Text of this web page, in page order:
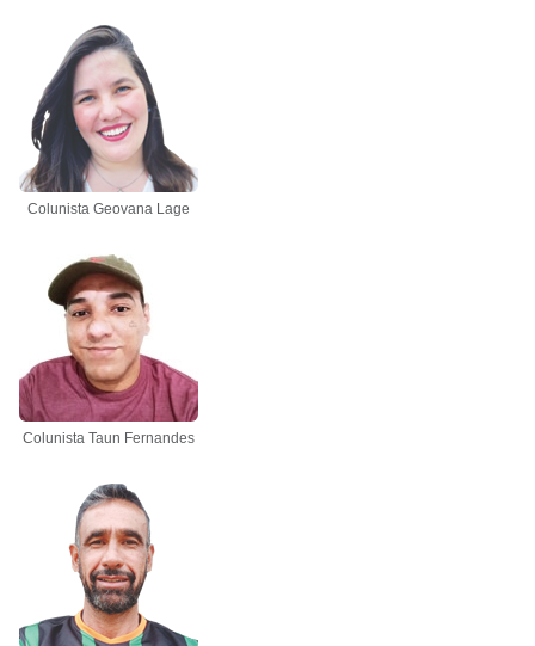
Colunista Geovana Lage
Colunista Taun Fernandes